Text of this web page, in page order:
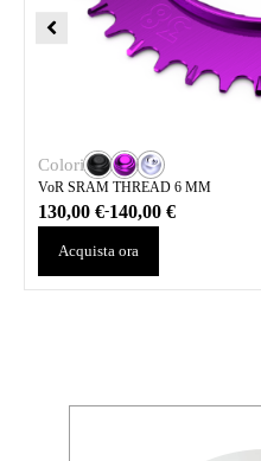
Colori
VoR SRAM THREAD 6 MM
130,00€-140,00€
Acquista ora